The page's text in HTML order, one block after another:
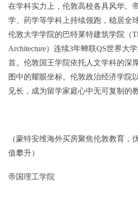
在学科实力上，伦敦高校各具风华。
学、药学等学科上持续领跑，稳居全
伦敦大学学院的巴特莱特建筑学院（
Architecture）连续3年蝉联QS世界大
首。伦敦国王学院依托人文学科的深
图中的耀眼坐标。伦敦政治经济学院
见长，成为留学家庭心中无可复制的
（蒙特安维海外买房聚焦伦敦教育，
值攀升）
帝国理工学院